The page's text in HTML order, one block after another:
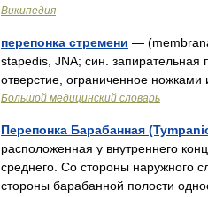
Википедия
перепонка стремени —
stapedis, JNA; син.
отверстие, ограниченное
Большой медицинский словарь
Перепонка Барабанная
расположенная у внутреннего
среднего. Со стороны наружного
стороны барабанной полости